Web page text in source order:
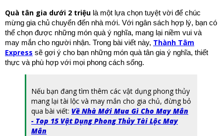
Quà tân gia dưới 2 triệu là một lựa chọn tuyệt vời để chúc
mừng gia chủ chuyển đến nhà mới. Với ngân sách hợp lý, bạn có
thể chọn được những món quà ý nghĩa, mang lại niềm vui và
may mắn cho người nhận. Trong bài viết này, Thành Tâm
Express sẽ gợi ý cho bạn những món quà tân gia ý nghĩa, thiết
thực và phù hợp với mọi phong cách sống.
Nếu bạn đang tìm thêm các vật dụng phong thủy
mang lại tài lộc và may mắn cho gia chủ, đừng bỏ
qua bài viết: Về Nhà Mới Mua Gì Cho May Mắn
- Top 15 Vật Dụng Phong Thủy Tài Lộc May
Mắn